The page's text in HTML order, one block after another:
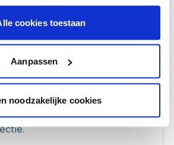
cookies toestaan
Aanpassen
noodzakelijke cookies
een technologische check-up
je kleur in de winkel
stalen van je